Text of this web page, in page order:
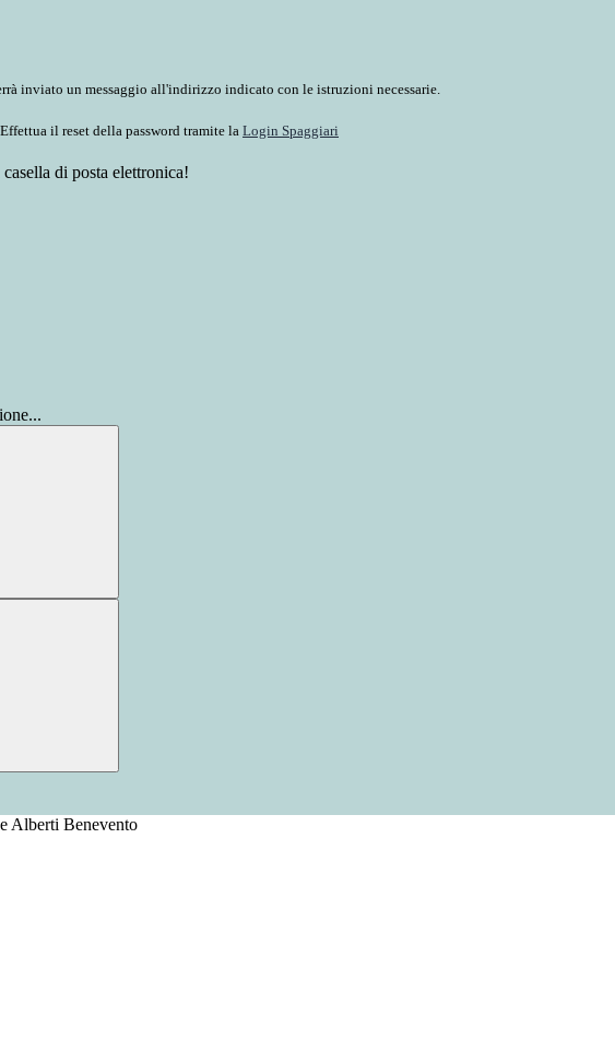
inviato un messaggio all'indirizzo indicato con le istruzioni necessarie.
il reset della password tramite la Login Spaggiari
di posta elettronica!